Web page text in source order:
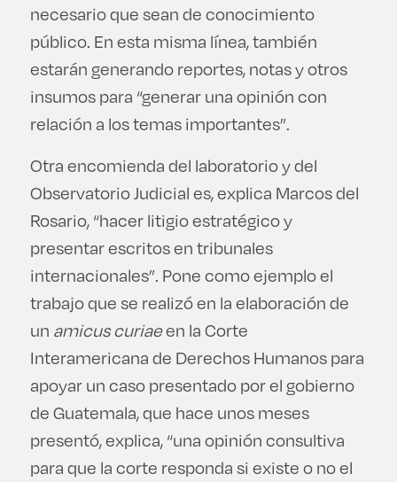
necesario que sean de conocimiento
público. En esta misma línea, también
estarán generando reportes, notas y otros
insumos para “generar una opinión con
relación a los temas importantes”.
Otra encomienda del laboratorio y del
Observatorio Judicial es, explica Marcos del
Rosario, “hacer litigio estratégico y
presentar escritos en tribunales
internacionales”. Pone como ejemplo el
trabajo que se realizó en la elaboración de
un amicus curiaeen la Corte
Interamericana de Derechos Humanos para
apoyar un caso presentado por el gobierno
de Guatemala, que hace unos meses
presentó, explica, “una opinión consultiva
para que la corte responda si existe o no el